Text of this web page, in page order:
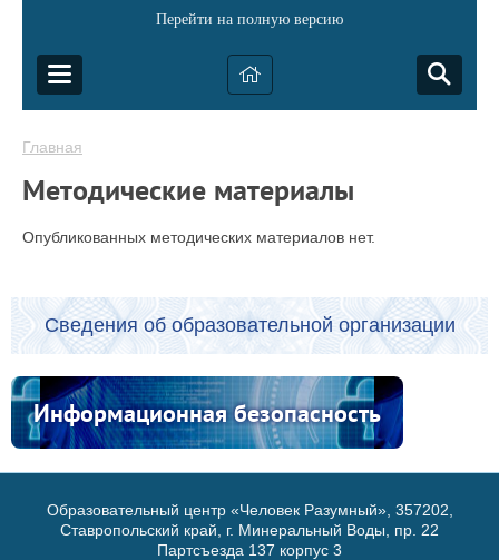
Перейти на полную версию
Главная
Методические материалы
Опубликованных методических материалов нет.
Сведения об образовательной организации
Информационная безопасность
Образовательный центр «Человек Разумный», 357202,
Ставропольский край, г. Минеральный Воды, пр. 22
Партсъезда 137 корпус 3